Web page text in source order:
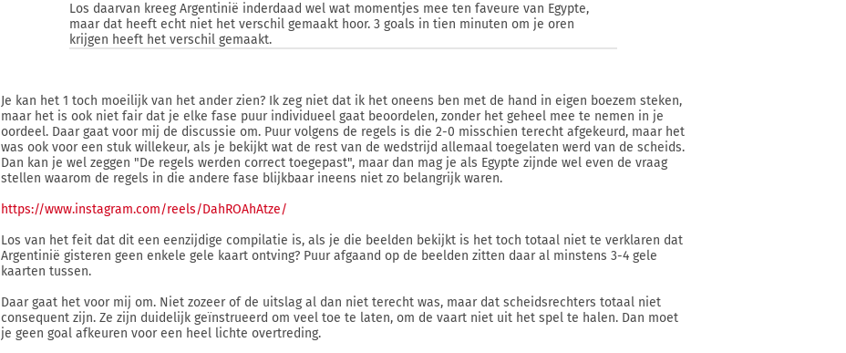
Los daarvan kreeg Argentinië inderdaad wel wat momentjes mee ten faveure van Egypte,
maar dat heeft echt niet het verschil gemaakt hoor. 3 goals in tien minuten om je oren
krijgen heeft het verschil gemaakt.
Je kan het 1 toch moeilijk van het ander zien? Ik zeg niet dat ik het oneens ben met de hand in eigen boezem steken,
maar het is ook niet fair dat je elke fase puur individueel gaat beoordelen, zonder het geheel mee te nemen in je
oordeel. Daar gaat voor mij de discussie om. Puur volgens de regels is die 2-0 misschien terecht afgekeurd, maar het
was ook voor een stuk willekeur, als je bekijkt wat de rest van de wedstrijd allemaal toegelaten werd van de scheids.
Dan kan je wel zeggen "De regels werden correct toegepast", maar dan mag je als Egypte zijnde wel even de vraag
stellen waarom de regels in die andere fase blijkbaar ineens niet zo belangrijk waren.
https://www.instagram.com/reels/DahROAhAtze/
Los van het feit dat dit een eenzijdige compilatie is, als je die beelden bekijkt is het toch totaal niet te verklaren dat
Argentinië gisteren geen enkele gele kaart ontving? Puur afgaand op de beelden zitten daar al minstens 3-4 gele
kaarten tussen.
Daar gaat het voor mij om. Niet zozeer of de uitslag al dan niet terecht was, maar dat scheidsrechters totaal niet
consequent zijn. Ze zijn duidelijk geïnstrueerd om veel toe te laten, om de vaart niet uit het spel te halen. Dan moet
je geen goal afkeuren voor een heel lichte overtreding.